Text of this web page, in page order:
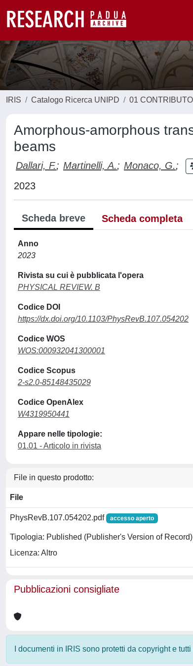
IRIS Catalogo Ricerca UNIPD 01
Amorphous-amorphous
beams
Dallari, F.; Martinelli, A.; Monaco, G.;
2023
Scheda breve Scheda completa
Anno
2023
Rivista su cui è pubblicata l'opera
PHYSICAL REVIEW. B
Codice DOI
https://dx.doi.org/10.1103/PhysRevB.107.054202
Codice WOS
WOS:000932041300001
Codice Scopus
2-s2.0-85148435029
Codice OpenAlex
W4319950441
Appare nelle tipologie:
01.01 - Articolo in rivista
File in questo prodotto:
File
PhysRevB.107.054202.pdf accesso aperto
Tipologia: Published (Publisher's Version of Record)
Licenza: Altro
Pubblicazioni consigliate
I documenti in IRIS sono protetti da copyright e